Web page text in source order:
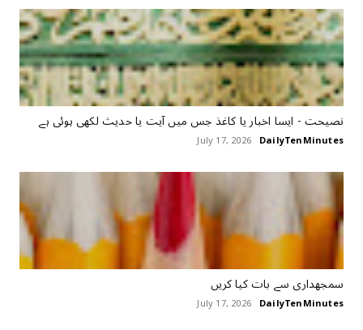
نصیحت - ایسا اخبار یا کاغذ جس میں آیت یا حدیث لکھی ہوئی ہے
DailyTenMinutes
July 17, 2026
سمجھداری سے بات ‏کیا ‏کریں
DailyTenMinutes
July 17, 2026